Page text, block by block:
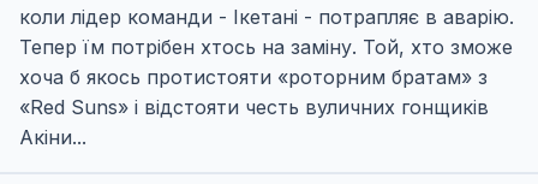
коли лідер команди - Ікетані - потрапляє в аварію.
Тепер їм потрібен хтось на заміну. Той, хто зможе
хоча б якось протистояти «роторним братам» з
«Red Suns» і відстояти честь вуличних гонщиків
Акіни...